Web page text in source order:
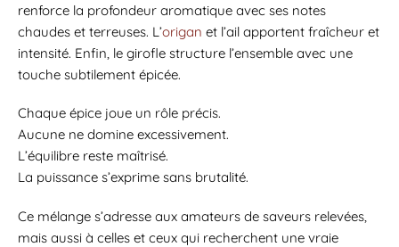
renforce la profondeur aromatique avec ses notes
chaudes et terreuses. L’origan et l’ail apportent fraîcheur et
intensité. Enfin, le girofle structure l’ensemble avec une
touche subtilement épicée.
Chaque épice joue un rôle précis.
Aucune ne domine excessivement.
L’équilibre reste maîtrisé.
La puissance s’exprime sans brutalité.
Ce mélange s’adresse aux amateurs de saveurs relevées,
mais aussi à celles et ceux qui recherchent une vraie